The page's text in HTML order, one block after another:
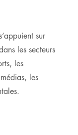
sur
les secteurs
les
les